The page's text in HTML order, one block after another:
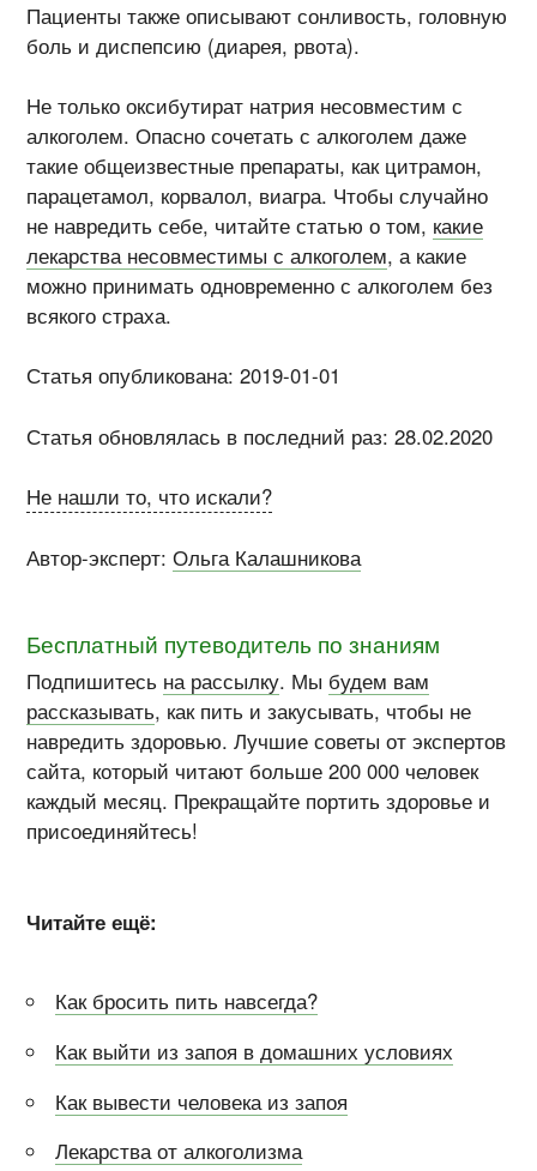
Пациенты также описывают сонливость, головную
боль и диспепсию (диарея, рвота).
Не только оксибутират натрия несовместим с
алкоголем. Опасно сочетать с алкоголем даже
такие общеизвестные препараты, как цитрамон,
парацетамол, корвалол, виагра. Чтобы случайно
не навредить себе, читайте статью о том, какие
лекарства несовместимы с алкоголем, а какие
можно принимать одновременно с алкоголем без
всякого страха.
Статья опубликована: 2019-01-01
Статья обновлялась в последний раз: 28.02.2020
Не нашли то, что искали?
Автор-эксперт:Ольга Калашникова
Бесплатный путеводитель по знаниям
Подпишитесь на рассылку. Мы будем вам
рассказывать, как пить и закусывать, чтобы не
навредить здоровью. Лучшие советы от экспертов
сайта, который читают больше 200 000 человек
каждый месяц. Прекращайте портить здоровье и
присоединяйтесь!
Читайте ещё:
Как бросить пить навсегда?
Как выйти из запоя в домашних условиях
Как вывести человека из запоя
Лекарства от алкоголизма